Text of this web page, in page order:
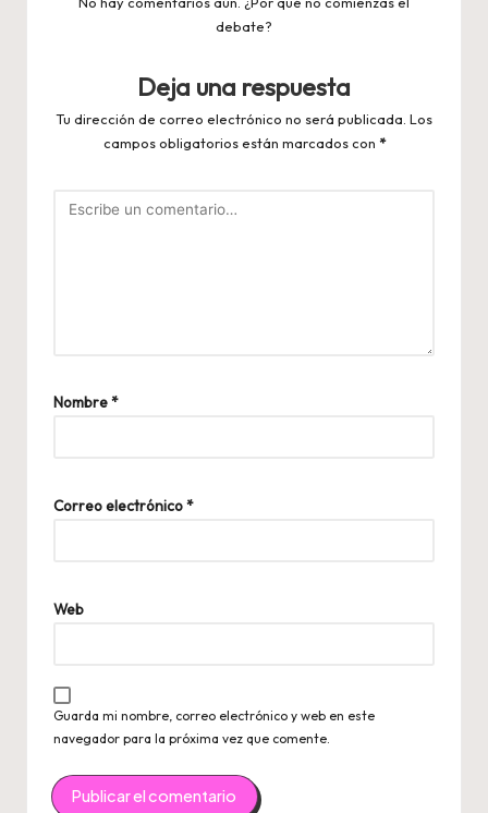
debate?
Deja una respuesta
Tu dirección de correo electrónico no será publicada. Los
campos obligatorios están marcados con *
Nombre*
Correo electrónico*
Web
Guarda mi nombre, correo electrónico y web en este
navegador para la próxima vez que comente.